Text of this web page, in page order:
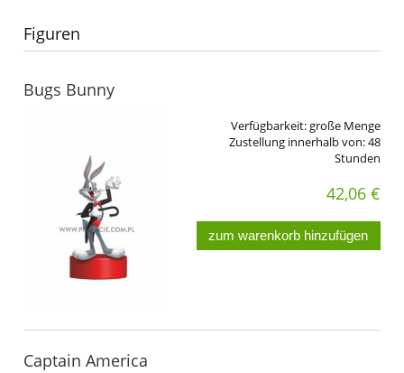
Figuren
Bugs Bunny
Verfügbarkeit:große Menge
Zustellung innerhalb von:48
Stunden
42,06 €
zum warenkorb hinzufügen
Captain America